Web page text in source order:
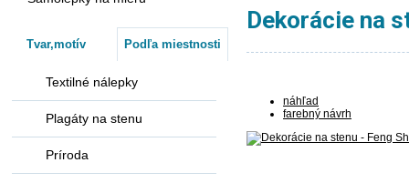
Dekorácie na
náhľad
farebný návrh
Tvar,motív Podľa miestnosti
Textilné nálepky
Plagáty na stenu
Príroda